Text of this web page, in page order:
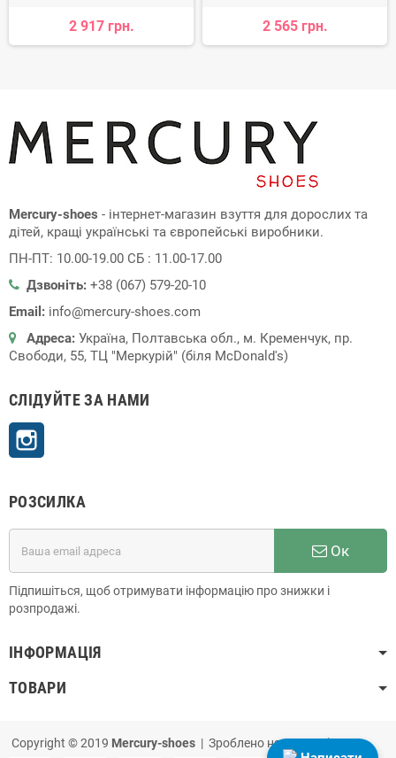
2 917 грн. 2 565 грн.
Mercury-shoes - інтернет-магазин взуття для дорослих та
дітей, кращі українські та європейські виробники.
ПН-ПТ: 10.00-19.00 СБ : 11.00-17.00
Дзвоніть: +38 (067) 579-20-10
Email: info@mercury-shoes.com
Адреса: Україна, Полтавська обл., м. Кременчук, пр.
Свободи, 55, ТЦ "Меркурій" (біля McDonald's)
СЛІДУЙТЕ ЗА НАМИ
РОЗСИЛКА
Ок
Підпишіться, щоб отримувати інформацію про знижки і
розпродажі.
ІНФОРМАЦІЯ
ТОВАРИ
Copyright © 2019 Mercury-shoes | Зроблено наPrestaShop